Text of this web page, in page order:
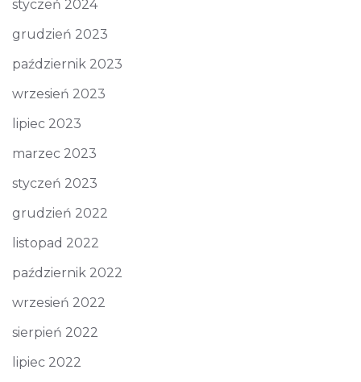
styczeń 2024
grudzień 2023
październik 2023
wrzesień 2023
lipiec 2023
marzec 2023
styczeń 2023
grudzień 2022
listopad 2022
październik 2022
wrzesień 2022
sierpień 2022
lipiec 2022